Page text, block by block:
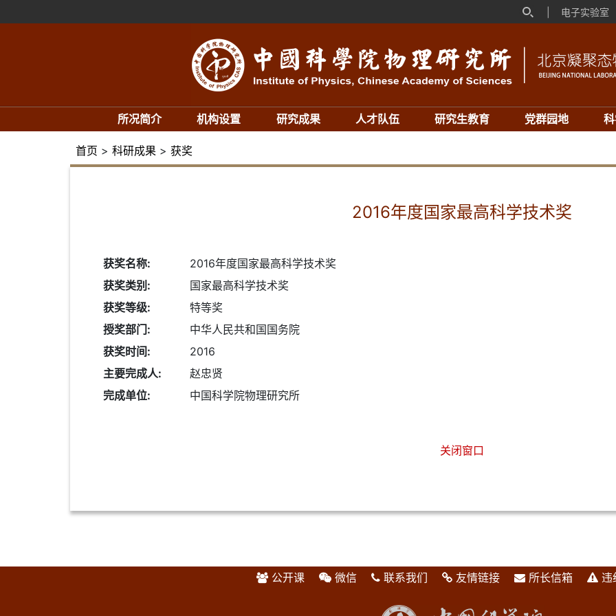
电子实验室
所况简介 机构设置 研究成果 人才队伍 研究生教育 党群园地
首页 > 科研成果 > 获奖
2016年度国家最高科学技术奖
获奖名称:
2016年度国家最高科学技术奖
获奖类别:
国家最高科学技术奖
获奖等级:
特等奖
授奖部门:
中华人民共和国国务院
获奖时间:
2016
主要完成人:
赵忠贤
完成单位:
中国科学院物理研究所
关闭窗口
公开课 微信 联系我们 友情链接 所长信箱 违